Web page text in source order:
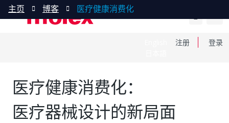
注册 登录
主页 博客 医疗健康消费化
医疗健康消费化：
医疗器械设计的新局面